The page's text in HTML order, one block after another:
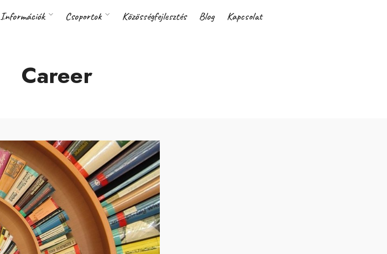
Információk Csoportok Közösségfejlesztés Blog Kapcsolat
Career